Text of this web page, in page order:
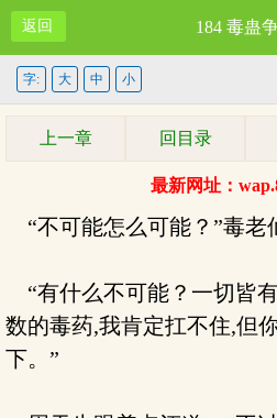
返回 184 毒蛊
字: 大 中 小
上一章 回目录
最新网址：
“不可能怎么可能？”毒老
“有什么不可能？一切皆
数的毒药,我肯定扛不住,但
下。”